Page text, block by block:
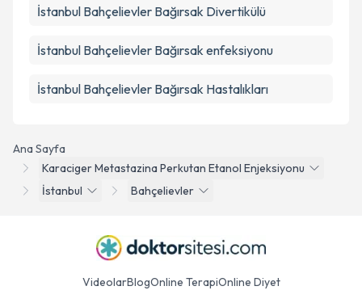
Ana Sayfa
Karaciger Metastazina Perkutan Etanol Enjeksiyonu
İstanbul
Bahçelievler
İstanbul Bahçelievler Bağırsak Divertikülü
İstanbul Bahçelievler Bağırsak enfeksiyonu
İstanbul Bahçelievler Bağırsak Hastalıkları
VideolarBlogOnline TerapiOnline Diyet